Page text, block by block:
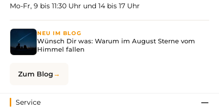
Mo-Fr, 9 bis 11:30 Uhr und 14 bis 17 Uhr
NEU IM BLOG
Wünsch Dir was: Warum im August Sterne vom
Himmel fallen
Zum Blog
Service